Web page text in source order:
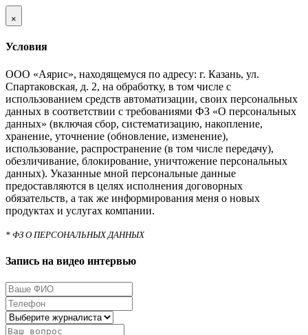
×
Условия
ООО «Аярис», находящемуся по адресу: г. Казань, ул.
Спартаковская, д. 2, на обработку, в том числе с
использованием средств автоматизации, своих персональных
данных в соответствии с требованиями ФЗ «О персональных
данных» (включая сбор, систематизацию, накопление,
хранение, уточнение (обновление, изменение),
использование, распространение (в том числе передачу),
обезличивание, блокирование, уничтожение персональных
данных). Указанные мной персональные данные
предоставляются в целях исполнения договорных
обязательств, а так же информирования меня о новых
продуктах и услугах компании.
* ФЗ О ПЕРСОНАЛЬНЫХ ДАННЫХ
Запись на видео интервью